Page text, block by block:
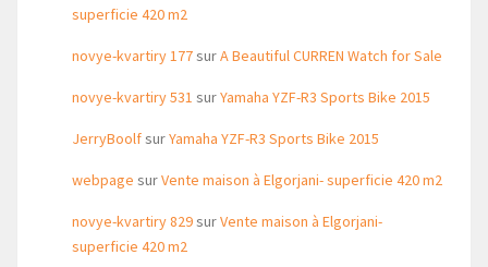
superficie 420 m2
novye-kvartiry 177surA Beautiful CURREN Watch for Sale
novye-kvartiry 531 surYamaha YZF-R3 Sports Bike 2015
JerryBoolfsurYamaha YZF-R3 Sports Bike 2015
webpage surVente maison à Elgorjani- superficie 420 m2
novye-kvartiry 829surVente maison à Elgorjani-
superficie 420 m2